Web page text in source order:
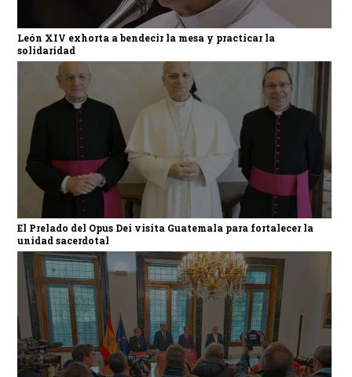
León XIV exhorta a bendecir la mesa y practicar la
solidaridad
El Prelado del Opus Dei visita Guatemala para fortalecer la
unidad sacerdotal